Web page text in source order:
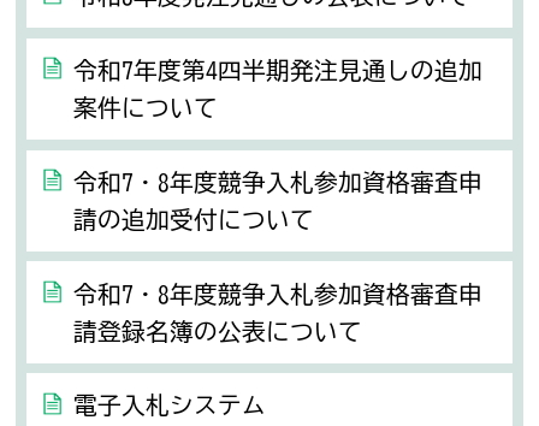
令和7年度第4四半期発注見通しの追加
案件について
令和7・8年度競争入札参加資格審査申
請の追加受付について
令和7・8年度競争入札参加資格審査申
請登録名簿の公表について
電子入札システム